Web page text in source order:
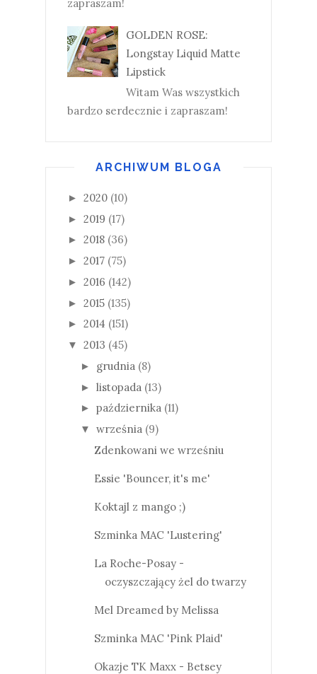
zapraszam!
GOLDEN ROSE:
Longstay Liquid Matte
Lipstick
Witam Was wszystkich
bardzo serdecznie i zapraszam!
ARCHIWUM BLOGA
► 2020 (10)
► 2019 (17)
► 2018 (36)
► 2017 (75)
► 2016 (142)
► 2015 (135)
► 2014 (151)
▼ 2013 (45)
► grudnia (8)
► listopada (13)
► października (11)
▼ września (9)
Zdenkowani we wrześniu
Essie 'Bouncer, it's me'
Koktajl z mango ;)
Szminka MAC 'Lustering'
La Roche-Posay -
oczyszczający żel do twarzy
Mel Dreamed by Melissa
Szminka MAC 'Pink Plaid'
Okazje TK Maxx - Betsey